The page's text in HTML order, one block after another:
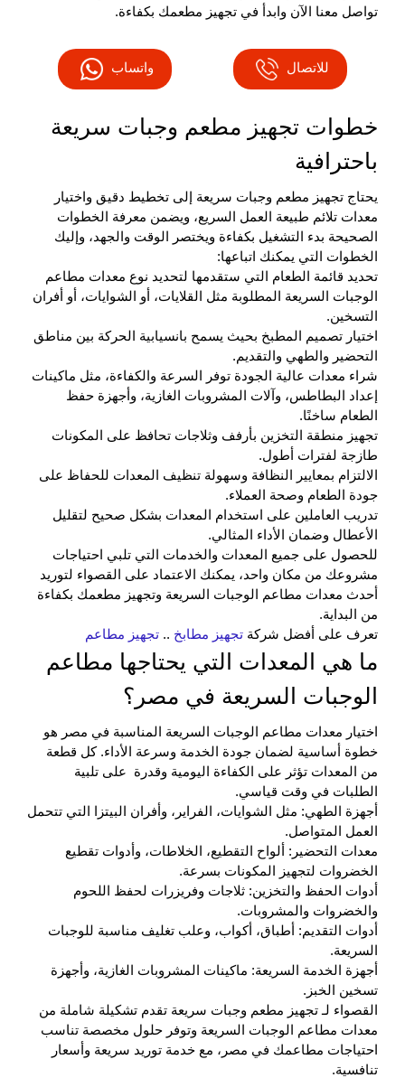
تواصل معنا الآن وابدأ في تجهيز مطعمك بكفاءة.
للاتصال واتساب
خطوات تجهيز مطعم وجبات سريعة
باحترافية
يحتاج تجهيز مطعم وجبات سريعة إلى تخطيط دقيق واختيار
معدات تلائم طبيعة العمل السريع، ويضمن معرفة الخطوات
الصحيحة بدء التشغيل بكفاءة ويختصر الوقت والجهد، وإليك
الخطوات التي يمكنك اتباعها:
تحديد قائمة الطعام التي ستقدمها لتحديد نوع معدات مطاعم
الوجبات السريعة المطلوبة مثل القلايات، أو الشوايات، أو أفران
التسخين.
اختيار تصميم المطبخ بحيث يسمح بانسيابية الحركة بين مناطق
التحضير والطهي والتقديم.
شراء معدات عالية الجودة توفر السرعة والكفاءة، مثل ماكينات
إعداد البطاطس، وآلات المشروبات الغازية، وأجهزة حفظ
الطعام ساخنًا.
تجهيز منطقة التخزين بأرفف وثلاجات تحافظ على المكونات
طازجة لفترات أطول.
الالتزام بمعايير النظافة وسهولة تنظيف المعدات للحفاظ على
جودة الطعام وصحة العملاء.
تدريب العاملين على استخدام المعدات بشكل صحيح لتقليل
الأعطال وضمان الأداء المثالي.
للحصول على جميع المعدات والخدمات التي تلبي احتياجات
مشروعك من مكان واحد، يمكنك الاعتماد على القصواء لتوريد
أحدث معدات مطاعم الوجبات السريعة وتجهيز مطعمك بكفاءة
من البداية.
تعرف على أفضل شركة تجهيز مطابخ .. تجهيز مطاعم
ما هي المعدات التي يحتاجها مطاعم
الوجبات السريعة في مصر؟
اختيار معدات مطاعم الوجبات السريعة المناسبة في مصر هو
خطوة أساسية لضمان جودة الخدمة وسرعة الأداء. كل قطعة
من المعدات تؤثر على الكفاءة اليومية وقدرة على تلبية
الطلبات في وقت قياسي.
أجهزة الطهي: مثل الشوايات، الفراير، وأفران البيتزا التي تتحمل
العمل المتواصل.
معدات التحضير: ألواح التقطيع، الخلاطات، وأدوات تقطيع
الخضروات لتجهيز المكونات بسرعة.
أدوات الحفظ والتخزين: ثلاجات وفريزرات لحفظ اللحوم
والخضروات والمشروبات.
أدوات التقديم: أطباق، أكواب، وعلب تغليف مناسبة للوجبات
السريعة.
أجهزة الخدمة السريعة: ماكينات المشروبات الغازية، وأجهزة
تسخين الخبز.
القصواء لـ تجهيز مطعم وجبات سريعة تقدم تشكيلة شاملة من
معدات مطاعم الوجبات السريعة وتوفر حلول مخصصة تناسب
احتياجات مطاعمك في مصر، مع خدمة توريد سريعة وأسعار
تنافسية.